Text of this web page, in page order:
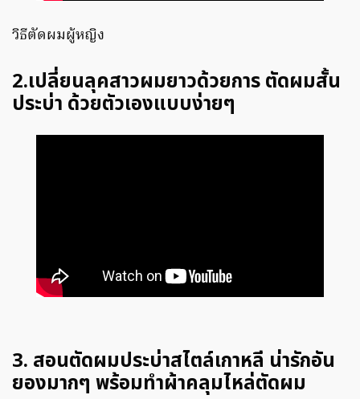
วิธีตัดผมผู้หญิง
2.เปลี่ยนลุคสาวผมยาวด้วยการ ตัดผมสั้น
ประบ่า ด้วยตัวเองแบบง่ายๆ
3. สอนตัดผมประบ่าสไตล์เกาหลี น่ารักอัน
ยองมากๆ พร้อมทำผ้าคลุมไหล่ตัดผม